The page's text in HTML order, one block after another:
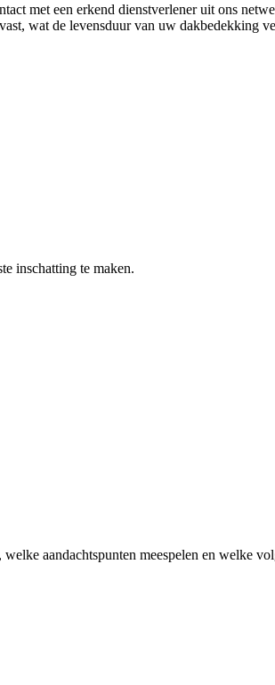
met een erkend dienstverlener uit ons
wat de levensduur van uw dakbedekking
inschatting te maken.
welke aandachtspunten meespelen en welke